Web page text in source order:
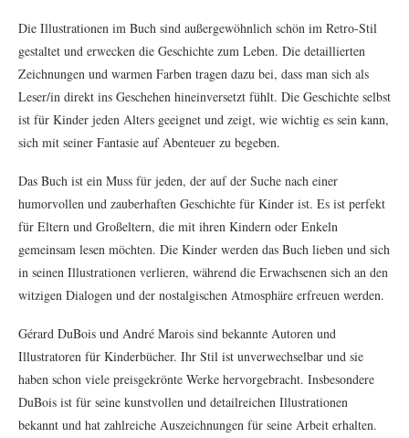
Die Illustrationen im Buch sind außergewöhnlich schön im Retro-Stil
gestaltet und erwecken die Geschichte zum Leben. Die detaillierten
Zeichnungen und warmen Farben tragen dazu bei, dass man sich als
Leser/in direkt ins Geschehen hineinversetzt fühlt. Die Geschichte selbst
ist für Kinder jeden Alters geeignet und zeigt, wie wichtig es sein kann,
sich mit seiner Fantasie auf Abenteuer zu begeben.
Das Buch ist ein Muss für jeden, der auf der Suche nach einer
humorvollen und zauberhaften Geschichte für Kinder ist. Es ist perfekt
für Eltern und Großeltern, die mit ihren Kindern oder Enkeln
gemeinsam lesen möchten. Die Kinder werden das Buch lieben und sich
in seinen Illustrationen verlieren, während die Erwachsenen sich an den
witzigen Dialogen und der nostalgischen Atmosphäre erfreuen werden.
Gérard DuBois und André Marois sind bekannte Autoren und
Illustratoren für Kinderbücher. Ihr Stil ist unverwechselbar und sie
haben schon viele preisgekrönte Werke hervorgebracht. Insbesondere
DuBois ist für seine kunstvollen und detailreichen Illustrationen
bekannt und hat zahlreiche Auszeichnungen für seine Arbeit erhalten.